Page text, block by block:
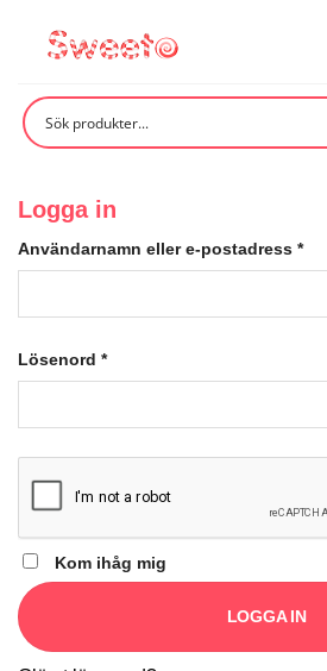
Logga in
Användarnamn eller e-postadress *
Lösenord *
Kom ihåg mig
LOGGA IN